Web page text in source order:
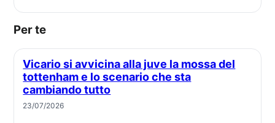
Per te
Vicario si avvicina alla juve la mossa del
tottenham e lo scenario che sta
cambiando tutto
23/07/2026